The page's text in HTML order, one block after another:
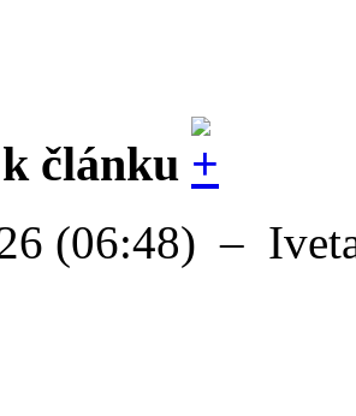
článku
(06:48) –